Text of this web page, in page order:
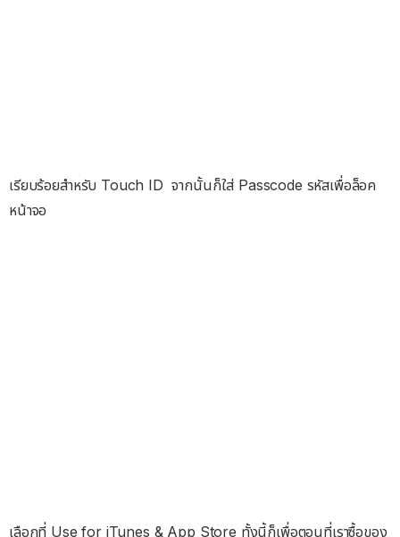
เรียบร้อยสำหรับ Touch ID จากนั้นก็ใส่ Passcode รหัสเพื่อล็อค
หน้าจอ
เลือกที่ Use for iTunes & App Store ทั้งนี้ก็เพื่อตอนที่เราซื้อของ